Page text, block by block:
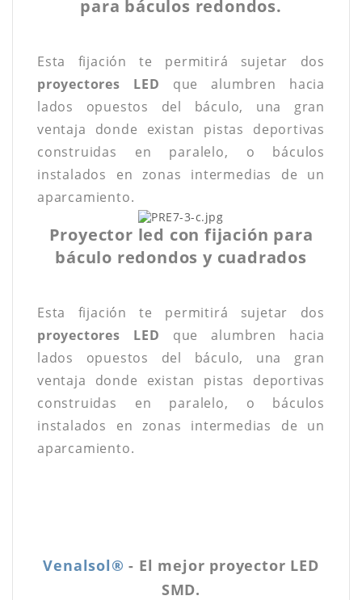
para báculos redondos.
Esta fijación te permitirá sujetar dos
proyectores LED que alumbren hacia
lados opuestos del báculo, una gran
ventaja donde existan pistas deportivas
construidas en paralelo, o báculos
instalados en zonas intermedias de un
aparcamiento.
Proyector led con fijación para
báculo redondos y cuadrados
Esta fijación te permitirá sujetar dos
proyectores LED que alumbren hacia
lados opuestos del báculo, una gran
ventaja donde existan pistas deportivas
construidas en paralelo, o báculos
instalados en zonas intermedias de un
aparcamiento.
Venalsol® - El mejor proyector LED
SMD.